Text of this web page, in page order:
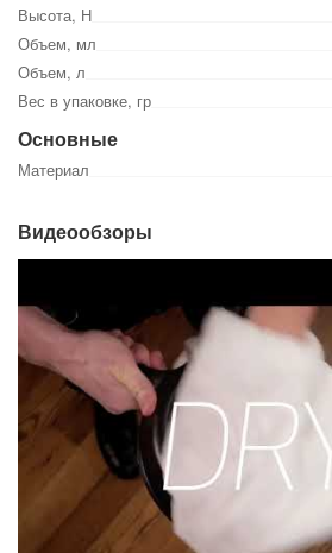
Высота, Н
Объем, мл
Объем, л
Вес в упаковке, гр
Основные
Материал
Видеообзоры